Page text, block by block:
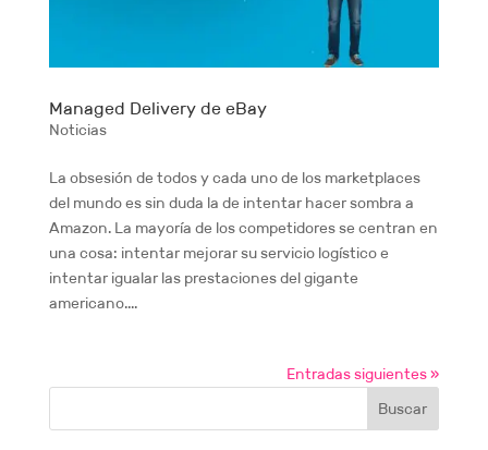
Managed Delivery de eBay
Noticias
La obsesión de todos y cada uno de los marketplaces
del mundo es sin duda la de intentar hacer sombra a
Amazon. La mayoría de los competidores se centran en
una cosa: intentar mejorar su servicio logístico e
intentar igualar las prestaciones del gigante
americano....
Entradas siguientes »